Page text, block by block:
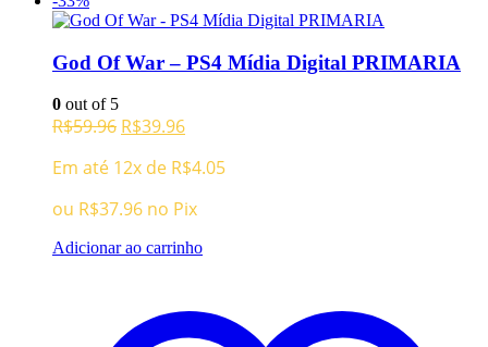
God Of War – PS4 Mídia Digital PRIMARIA
0 out of 5
R$59.96 O
original
era:
R$59.96.
R$39.96O
atual
é:
R$39.96.
Em até 12x de R$4.05
ou R$37.96 no Pix
Adicionar ao carrinho